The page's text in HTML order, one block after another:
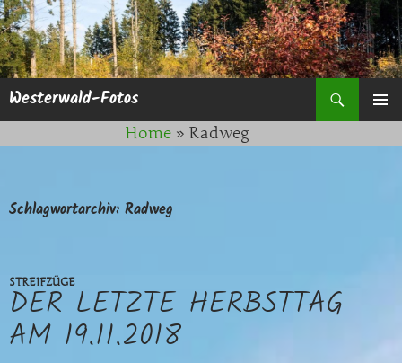
Westerwald-Fotos
Suchen
Home» Radweg
Schlagwortarchiv: Radweg
STREIFZÜGE
DER LETZTE HERBSTTAG
AM 19.11.2018